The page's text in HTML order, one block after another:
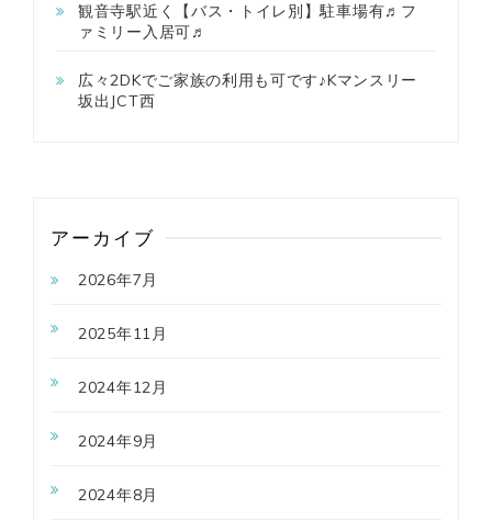
観音寺駅近く【バス・トイレ別】駐車場有♬フ
ァミリー入居可♬
広々2DKでご家族の利用も可です♪Kマンスリー
坂出JCT西
アーカイブ
2026年7月
2025年11月
2024年12月
2024年9月
2024年8月